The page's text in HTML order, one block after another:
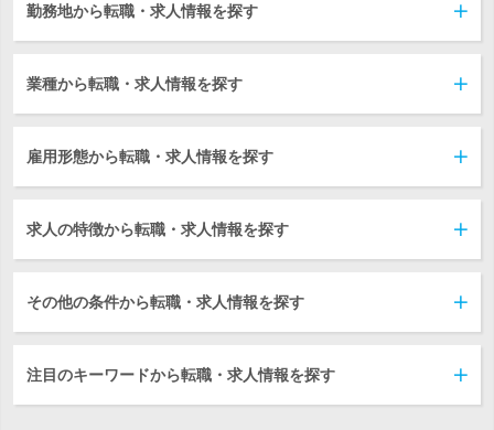
勤務地から転職・求人情報を探す
業種から転職・求人情報を探す
雇用形態から転職・求人情報を探す
求人の特徴から転職・求人情報を探す
その他の条件から転職・求人情報を探す
注目のキーワードから転職・求人情報を探す